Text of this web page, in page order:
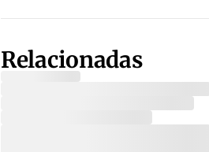
Relacionadas